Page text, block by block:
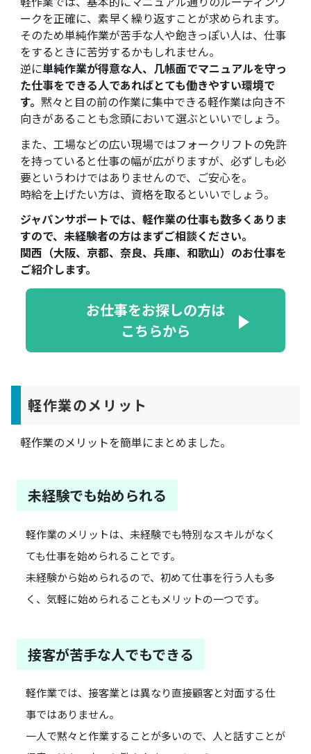
ークを正確に、素早く繰り返すことが求められます。
そのため単純作業が苦手な人や飽きっぽい人は、仕事
をするときに苦労するかもしれません。
逆に単純作業が得意な人、几帳面でマニュアルを守っ
た仕事をできる人であればとても働きやすい環境で
す。 黙々と目の前の作業に集中できる軽作業は向き不
向きがあることも念頭において選ぶといいでしょう。
また、工場などの広い現場ではフォークリフトの免許
を持っていると仕事の幅が広がりますが、必ずしも必
要というわけではありませんので、ご安心を。
時給を上げたい方は、資格を取るといいでしょう。
ジャパンサポートでは、軽作業の仕事も数多くありま
すので、未経験者の方はまずご相談ください。
関西（大阪、京都、奈良、兵庫、和歌山）のお仕事を
ご紹介します。
お仕事をお探しの方は
こちらから
軽作業のメリット
軽作業のメリットを簡単にまとめました。
未経験でも始められる
軽作業のメリットは、未経験でも特別なスキルがなく
ても仕事を始められることです。
未経験から始められるので、初めて仕事を行う人も多
く、気軽に始められることもメリットの一つです。
接客が苦手な人でもできる
軽作業では、接客業とは異なり直接顧客と対面する仕
事ではありません。
一人で黙々と作業することが多いので、人と話すことが